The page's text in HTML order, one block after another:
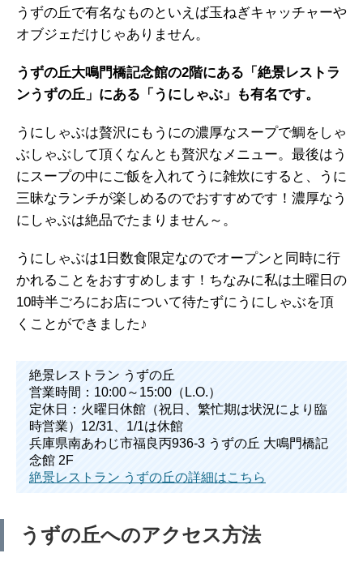
うずの丘で有名なものといえば玉ねぎキャッチャーや
オブジェだけじゃありません。
うずの丘大鳴門橋記念館の2階にある「絶景レストラ
ンうずの丘」にある「うにしゃぶ」も有名です。
うにしゃぶは贅沢にもうにの濃厚なスープで鯛をしゃ
ぶしゃぶして頂くなんとも贅沢なメニュー。最後はう
にスープの中にご飯を入れてうに雑炊にすると、うに
三昧なランチが楽しめるのでおすすめです！濃厚なう
にしゃぶは絶品でたまりません～。
うにしゃぶは1日数食限定なのでオープンと同時に行
かれることをおすすめします！ちなみに私は土曜日の
10時半ごろにお店について待たずにうにしゃぶを頂
くことができました♪
絶景レストラン うずの丘
営業時間：10:00～15:00（L.O.）
定休日：火曜日休館（祝日、繁忙期は状況により臨
時営業）12/31、1/1は休館
兵庫県南あわじ市福良丙936-3 うずの丘 大鳴門橋記
念館 2F
絶景レストラン うずの丘の詳細はこちら
うずの丘へのアクセス方法